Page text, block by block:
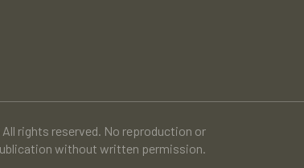
rights reserved. No reproduction or
without written permission.